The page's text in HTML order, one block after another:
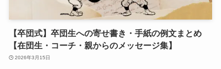
【卒団式】卒団生への寄せ書き・手紙の例文まとめ
【在団生・コーチ・親からのメッセージ集】
2026年3月15日